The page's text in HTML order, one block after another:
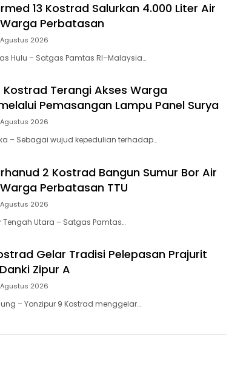
13 Kostrad Salurkan 4.000 Liter Air
Perbatasan
2026
Hulu – Satgas Pamtas RI–Malaysia…
Kostrad Terangi Akses Warga
Pemasangan Lampu Panel Surya
2026
– Sebagai wujud kepedulian terhadap…
2 Kostrad Bangun Sumur Bor Air
Perbatasan TTU
2026
Utara – Satgas Pamtas…
Gelar Tradisi Pelepasan Prajurit
Zipur A
2026
– Yonzipur 9 Kostrad menggelar…